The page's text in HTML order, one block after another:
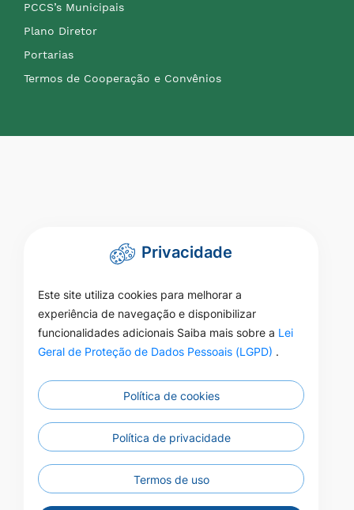
PCCS’s Municipais
Plano Diretor
Portarias
Termos de Cooperação e Convênios
Privacidade
Este site utiliza cookies para melhorar a
experiência de navegação e disponibilizar
funcionalidades adicionais Saiba mais sobre a Lei
Geral de Proteção de Dados Pessoais (LGPD) .
Política de cookies
Política de privacidade
Termos de uso